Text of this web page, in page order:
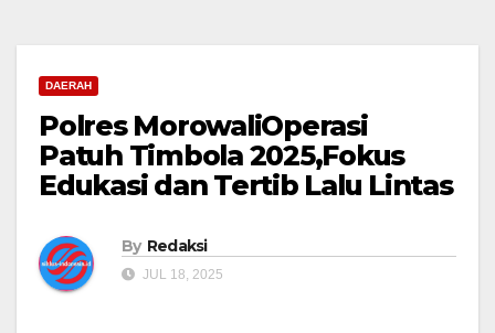
DAERAH
Polres MorowaliOperasi
Patuh Timbola 2025,Fokus
Edukasi dan Tertib Lalu Lintas
By Redaksi
JUL 18, 2025